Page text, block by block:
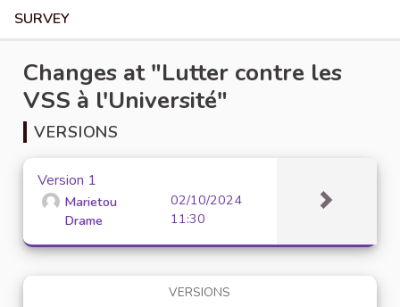
SURVEY
Changes at "Lutter contre les
VSS à l'Université"
VERSIONS
Version 1
Marietou
Drame
02/10/2024
11:30
VERSIONS